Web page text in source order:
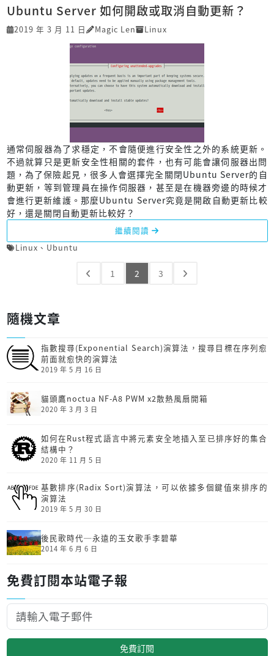
Ubuntu Server 如何開啟或取消自動更新？
2019 年 3 月 11 日 Magic Len Linux
通常伺服器為了求穩定，不會隨便進行安全性之外的系統更新。
不過就算只是更新安全性相關的套件，也有可能會讓伺服器出問
題，為了保險起見，很多人會選擇完全關閉Ubuntu Server的自
動更新，等到管理員在操作伺服器，甚至是在機器旁邊的時候才
會進行更新維護。那麼Ubuntu Server究竟是開啟自動更新比較
好，還是關閉自動更新比較好？
繼續閱讀
Linux 、 Ubuntu
1 2 3
隨機文章
指數搜尋(Exponential Search)演算法，搜尋目標在序列愈
前面就愈快的演算法
2019 年 5 月 16 日
貓頭鷹noctua NF-A8 PWM x2散熱風扇開箱
2020 年 3 月 3 日
如何在Rust程式語言中將元素安全地插入至已排序好的集合
結構中？
2020 年 11 月 5 日
基數排序(Radix Sort)演算法，可以依據多個鍵值來排序的
演算法
2019 年 5 月 30 日
後民歌時代─永遠的玉女歌手李碧華
2014 年 6 月 6 日
免費訂閱本站電子報
免費訂閱